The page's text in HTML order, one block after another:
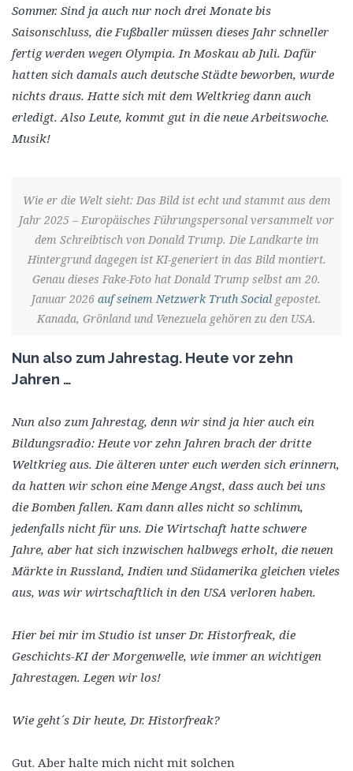
Sommer. Sind ja auch nur noch drei Monate bis
Saisonschluss, die Fußballer müssen dieses Jahr schneller
fertig werden wegen Olympia. In Moskau ab Juli. Dafür
hatten sich damals auch deutsche Städte beworben, wurde
nichts draus. Hatte sich mit dem Weltkrieg dann auch
erledigt. Also Leute, kommt gut in die neue Arbeitswoche.
Musik!
Wie er die Welt sieht: Das Bild ist echt und stammt aus dem
Jahr 2025 – Europäisches Führungspersonal versammelt vor
dem Schreibtisch von Donald Trump. Die Landkarte im
Hintergrund dagegen ist KI-generiert in das Bild montiert.
Genau dieses Fake-Foto hat Donald Trump selbst am 20.
Januar 2026 auf seinem Netzwerk Truth Social gepostet.
Kanada, Grönland und Venezuela gehören zu den USA.
Nun also zum Jahrestag. Heute vor zehn
Jahren …
Nun also zum Jahrestag, denn wir sind ja hier auch ein
Bildungsradio: Heute vor zehn Jahren brach der dritte
Weltkrieg aus. Die älteren unter euch werden sich erinnern,
da hatten wir schon eine Menge Angst, dass auch bei uns
die Bomben fallen. Kam dann alles nicht so schlimm,
jedenfalls nicht für uns. Die Wirtschaft hatte schwere
Jahre, aber hat sich inzwischen halbwegs erholt, die neuen
Märkte in Russland, Indien und Südamerika gleichen vieles
aus, was wir wirtschaftlich in den USA verloren haben.
Hier bei mir im Studio ist unser Dr. Historfreak, die
Geschichts-KI der Morgenwelle, wie immer an wichtigen
Jahrestagen. Legen wir los!
Wie geht´s Dir heute, Dr. Historfreak?
Gut. Aber halte mich nicht mit solchen